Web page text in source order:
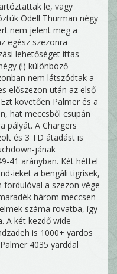
le, vagy
Odell Thurman négy
nem jelent meg a
egész szezonra
lehetőséget ittas
(!) különböző
nem látszódtak a
előszezon után az első
követően Palmer és a
hat meccsből csupán
pályát. A Chargers
és 3 TD átadást is
jának
41 arányban. Két héttel
ieket a bengáli tigrisek,
fordulóval a szezon vége
három meccsen
száma rovatba, így
A két kezdő wide
is 1000+ yardos
4035 yarddal